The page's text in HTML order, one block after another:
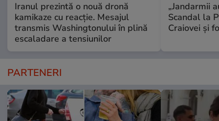
Iranul prezintă o nouă dronă
kamikaze cu reacție. Mesajul
transmis Washingtonului în plină
escaladare a tensiunilor
„Jandarmii
Scandal la
Craiovei și
PARTENERI